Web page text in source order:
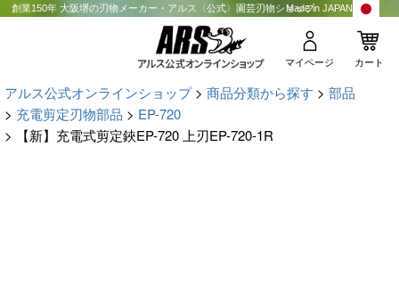
創業150年 大阪堺の刃物メーカー・アルス〈公式〉園芸刃物ショップMade in JAPAN
マイページ カート
アルス公式オンラインショップ 商品分類から探す
部品
充電剪定刃物部品
EP-720
【新】充電式剪定鋏EP-720 上刃EP-720-1R